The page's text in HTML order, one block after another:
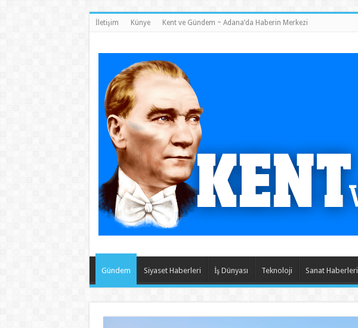
İletişim Künye Kent ve Gündem ~ Adana’da Haberin Merkezi
Gündem Siyaset Haberleri İş Dünyası Teknoloji Sanat Haberleri